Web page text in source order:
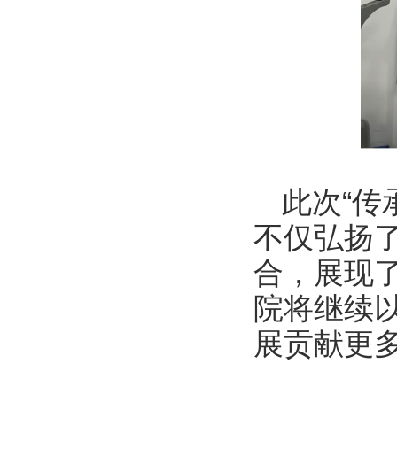
此次“传
不仅弘扬
合，展现
院将继续
展贡献更